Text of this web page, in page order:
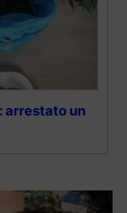
arrestato un